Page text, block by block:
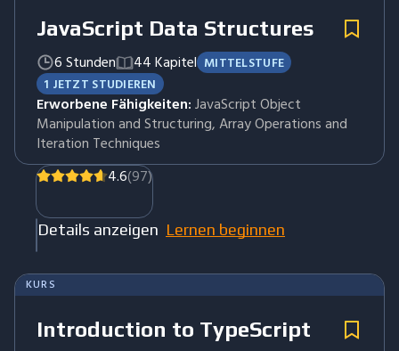
JavaScript Data Structures
6 Stunden 44 Kapitel MITTELSTUFE
1 JETZT STUDIEREN
Erworbene Fähigkeiten:JavaScript Object
Manipulation and Structuring, Array Operations and
Iteration Techniques
4.6(97)
Details anzeigen Lernen beginnen
KURS
Introduction to TypeScript